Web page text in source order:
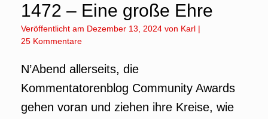
1472 – Eine große Ehre
Veröffentlicht am Dezember 13, 2024 von Karl |
25 Kommentare
N’Abend allerseits, die
Kommentatorenblog Community Awards
gehen voran und ziehen ihre Kreise, wie